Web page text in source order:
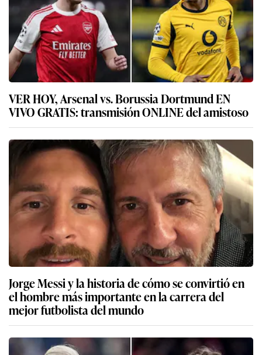
VER HOY, Arsenal vs. Borussia Dortmund EN
VIVO GRATIS: transmisión ONLINE del amistoso
Jorge Messi y la historia de cómo se convirtió en
el hombre más importante en la carrera del
mejor futbolista del mundo